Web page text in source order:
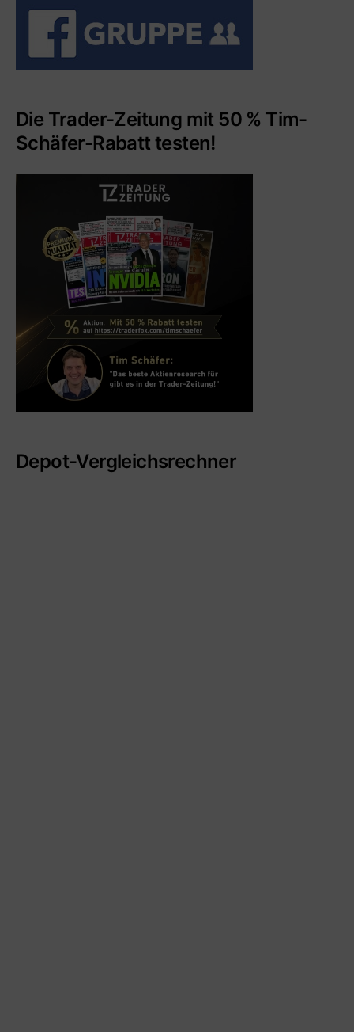
Die Trader-Zeitung mit 50 % Tim-
Schäfer-Rabatt testen!
Depot-Vergleichsrechner